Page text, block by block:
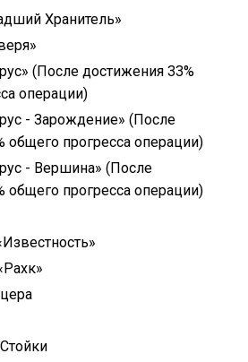
Хранитель»
(После достижения 33%
операции)
- Зарождение» (После
общего прогресса операции)
- Вершина» (После
общего прогресса операции)